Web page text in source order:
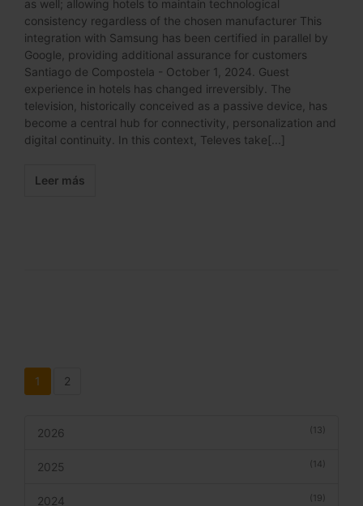
as well; allowing hotels to maintain technological
consistency regardless of the chosen manufacturer This
integration with Samsung has been certified in parallel by
Google, providing additional assurance for customers
Santiago de Compostela - October 1, 2024. Guest
experience in hotels has changed irreversibly. The
television, historically conceived as a passive device, has
become a central hub for connectivity, personalization and
digital continuity. In this context, Televes take[...]
Leer más
1 2
(13)
2026
(14)
2025
(19)
2024